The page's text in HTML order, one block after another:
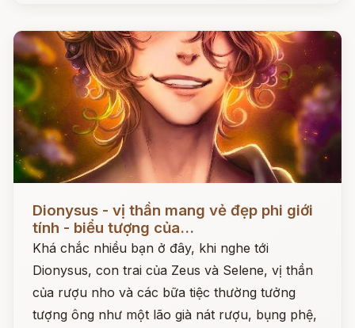
Dionysus - vị thần mang vẻ đẹp phi giới
tính - biểu tượng của...
Khá chắc nhiều bạn ở đây, khi nghe tới
Dionysus, con trai của Zeus và Selene, vị thần
của rượu nho và các bữa tiệc thường tưởng
tượng ông như một lão già nát rượu, bụng phệ,